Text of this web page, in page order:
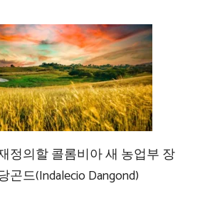
정의할 콜롬비아 새 농업부 장
곤드(Indalecio Dangond)